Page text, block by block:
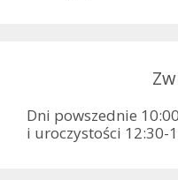
Dni powszednie
i uroczystości 12:30-